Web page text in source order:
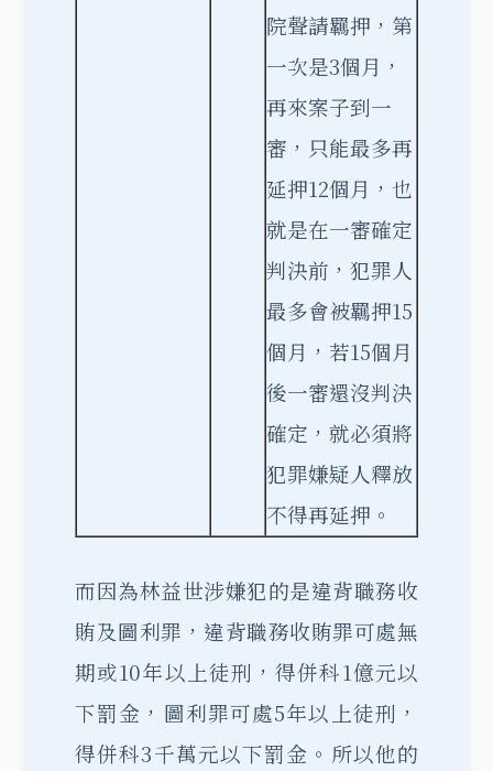
院聲請羈押，第
一次是3個月，
再來案子到一
審，只能最多再
延押12個月，也
就是在一審確定
判決前，犯罪人
最多會被羈押15
個月，若15個月
後一審還沒判決
確定，就必須將
犯罪嫌疑人釋放
不得再延押。
而因為林益世涉嫌犯的是違背職務收
賄及圖利罪，違背職務收賄罪可處無
期或10年以上徒刑，得併科1億元以
下罰金，圖利罪可處5年以上徒刑，
得併科3千萬元以下罰金。所以他的